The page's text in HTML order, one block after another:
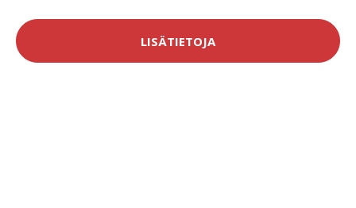
LISÄTIETOJA